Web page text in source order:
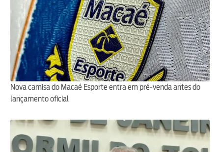
Nova camisa do Macaé Esporte entra em pré-venda antes do
lançamento oficial